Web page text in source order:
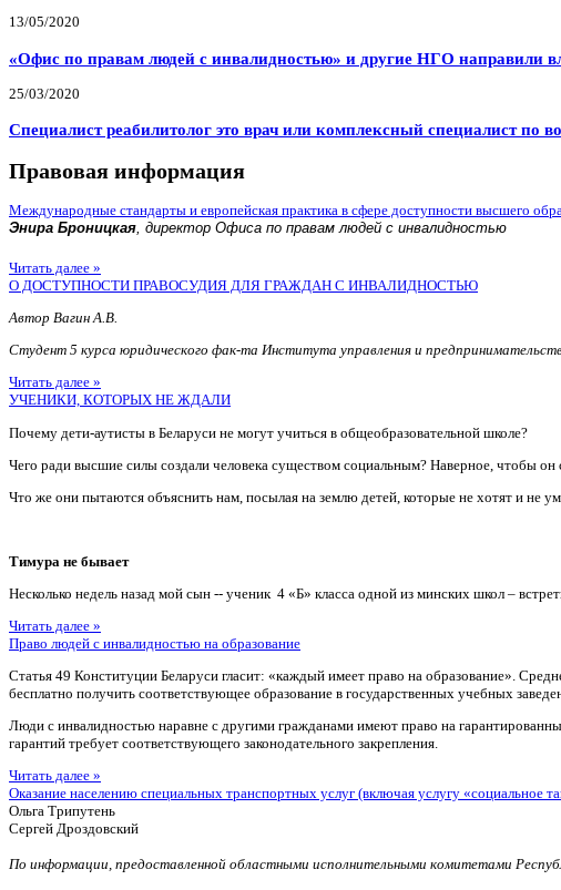
13/05/2020
«Офис по правам людей с инвалидностью» и другие НГО направили
25/03/2020
Специалист реабилитолог это врач или комплексный специалист по
Правовая информация
Международные стандарты и европейская практика в сфере доступности высшего
Энира Броницкая, директор Офиса по правам людей с инвалидностью
Читать далее »
О ДОСТУПНОСТИ ПРАВОСУДИЯ ДЛЯ ГРАЖДАН С ИНВАЛИДНОСТЬЮ
Автор Вагин А.В.
Студент 5 курса юридического фак-та Института управления и
Читать далее »
УЧЕНИКИ, КОТОРЫХ НЕ ЖДАЛИ
Почему дети-аутисты в Беларуси не могут учиться в общеобразовательной школе?
Чего ради высшие силы создали человека существом социальным? Наверное, чтобы
Что же они пытаются объяснить нам, посылая на землю детей, которые не хотят и не
Тимура не бывает
Несколько недель назад мой сын -- ученик 4 «Б» класса одной из минских школ –
Читать далее »
Право людей с инвалидностью на образование
Статья 49 Конституции Беларуси гласит: «каждый имеет право на образование».
бесплатно получить соответствующее образование в государственных учебных
Люди с инвалидностью наравне с другими гражданами имеют право на
гарантий требует соответствующего законодательного закрепления.
Читать далее »
Оказание населению специальных транспортных услуг (включая услугу «социальное
Ольга Трипутень
Сергей Дроздовский
По информации, предоставленной областными исполнительными комитетами